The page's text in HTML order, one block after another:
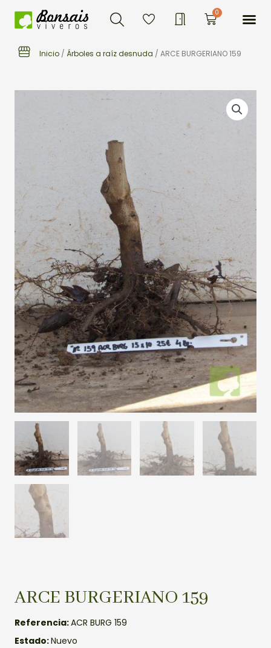
Buscar 0Carrito
Inicio / Árboles a raíz desnuda / ARCE BURGERIANO 159
ARCE BURGERIANO 159
Referencia:ACR BURG 159
Estado:Nuevo